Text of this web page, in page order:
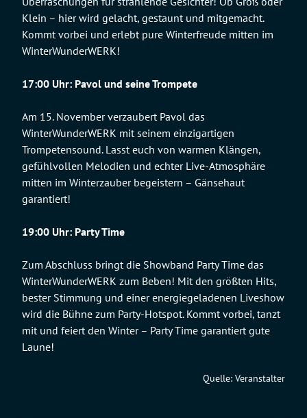
Klein – hier wird gelacht, gestaunt und mitgemacht.
Kommt vorbei und erlebt pure Winterfreude mitten im
WinterWunderWERK!
17:00 Uhr: Pavol und seine Trompete
Am 15. November verzaubert Pavol das
WinterWunderWERK mit seinem einzigartigen
Trompetensound. Lasst euch von warmen Klängen,
gefühlvollen Melodien und echter Live-Atmosphäre
mitten im Winterzauber begeistern – Gänsehaut
garantiert!
19:00 Uhr: Party Time
Zum Abschluss bringt die Showband Party Time das
WinterWunderWERK zum Beben! Mit den größten Hits,
bester Stimmung und einer energiegeladenen Liveshow
wird die Bühne zum Party-Hotspot. Kommt vorbei, tanzt
mit und feiert den Winter – Party Time garantiert gute
Laune!
Quelle: Veranstalter